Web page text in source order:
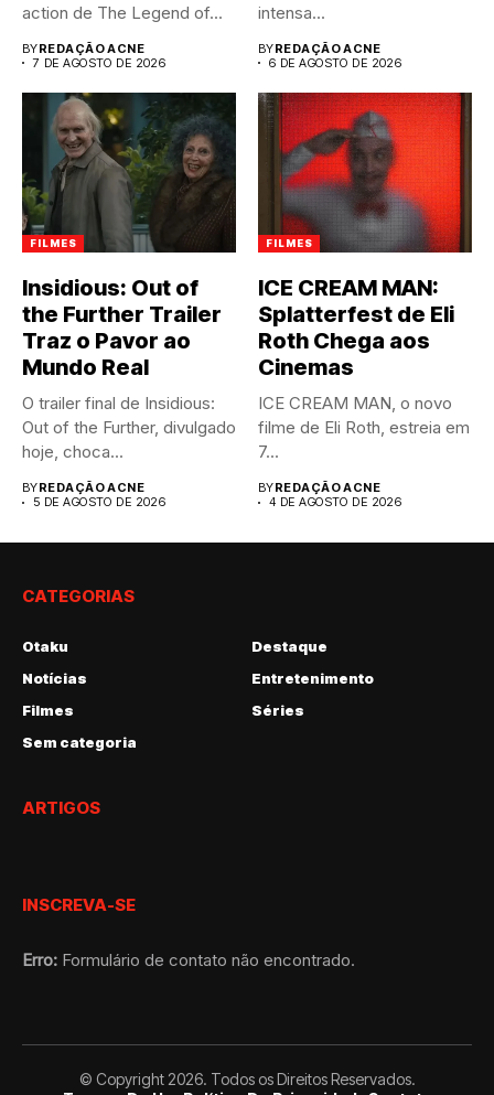
action de The Legend of...
BYREDAÇÃO ACNE
7 DE AGOSTO DE 2026
intensa...
BYREDAÇÃO ACNE
6 DE AGOSTO DE 2026
FILMES
Insidious: Out of
the Further Trailer
Traz o Pavor ao
Mundo Real
O trailer final de Insidious:
Out of the Further, divulgado
hoje, choca...
BYREDAÇÃO ACNE
5 DE AGOSTO DE 2026
FILMES
ICE CREAM MAN:
Splatterfest de Eli
Roth Chega aos
Cinemas
ICE CREAM MAN, o novo
filme de Eli Roth, estreia em
7...
BYREDAÇÃO ACNE
4 DE AGOSTO DE 2026
CATEGORIAS
Otaku
Destaque
Notícias
Entretenimento
Filmes
Séries
Sem categoria
ARTIGOS
INSCREVA-SE
Erro: Formulário de contato não encontrado.
© Copyright 2026. Todos os Direitos Reservados.